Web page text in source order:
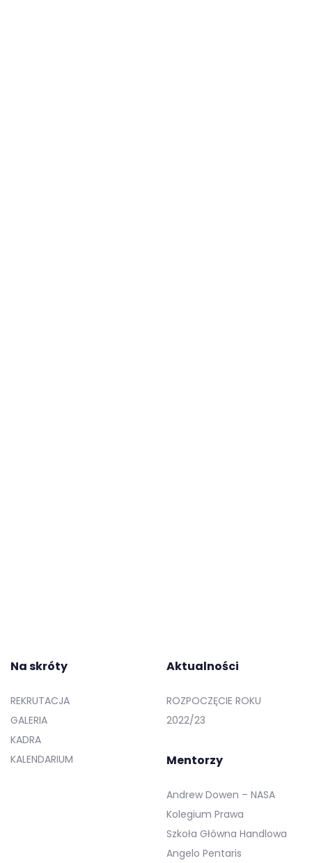
Na skróty
REKRUTACJA
GALERIA
KADRA
KALENDARIUM
Aktualności
ROZPOCZĘCIE ROKU
2022/23
Mentorzy
Andrew Dowen – NASA
Kolegium Prawa
Szkoła Główna Handlowa
Angelo Pentaris